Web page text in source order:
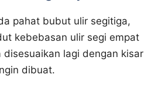
pahat bubut ulir segitiga,
kebebasan ulir segi empat
disesuaikan lagi dengan kisar
dibuat.